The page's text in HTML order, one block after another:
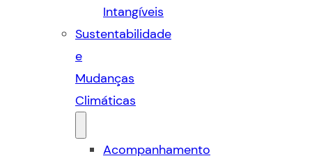
Intangíveis
Sustentabilidade
e
Mudanças
Climáticas
Acompanhamento